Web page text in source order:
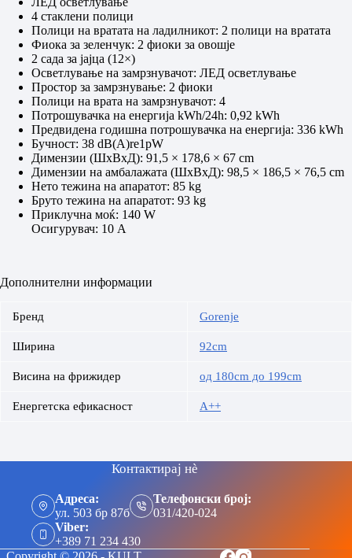
4 стаклени полици
Полици на вратата на ладилникот: 2 полици на вратата
Фиока за зеленчук: 2 фиоки за овошје
2 сада за јајца (12×)
Осветлување на замрзнувачот: ЛЕД осветлување
Простор за замрзнување: 2 фиоки
Полици на врата на замрзнувачот: 4
Потрошувачка на енергија kWh/24h: 0,92 kWh
Предвидена годишна потрошувачка на енергија: 336 kWh
Бучност: 38 dB(A)re1pW
Димензии (ШxВxД): 91,5 × 178,6 × 67 cm
Димензии на амбалажата (ШxВxД): 98,5 × 186,5 × 76,5 cm
Нето тежина на апаратот: 85 kg
Бруто тежина на апаратот: 93 kg
Приклучна моќ: 140 W
Осигурувач: 10 A
Дополнителни информации
Бренд Gorenje
Ширина 92cm
Висина на фрижидер од 180cm до 199cm
Енергетска ефикасност A++
Контактирај нè
Адреса:
ул. 503 бр 87б
Телефонски број:
031/420-024
Viber:
+389 71 234 430